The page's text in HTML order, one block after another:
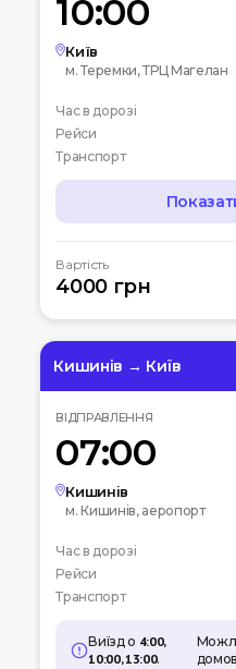
10:00
Київ
м. Теремки, ТРЦ Магелан
Транспорт
Час в дорозі
Рейси
07:00 Чернігів
Автостанція
10:00Київ
Вокзальна пл. 4
Біла церква
Вул.
15:00
Автовокзал
Аеропорт
Вартість
4000 грн
Кишинів → Київ
ВІДПРАВЛЕННЯ
07:00
Кишинів
м. Кишинів, аеропорт
Транспорт
Час в дорозі
Рейси
Виїзд о 4:00,
10:00, 13:00.